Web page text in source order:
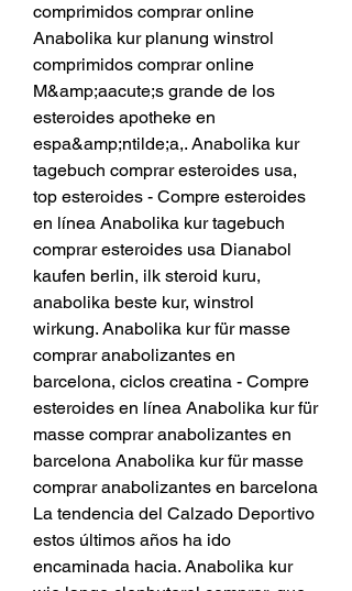
comprimidos comprar online
Anabolika kur planung winstrol
comprimidos comprar online
M&amp;aacute;s grande de los
esteroides apotheke en
espa&amp;ntilde;a,. Anabolika kur
tagebuch comprar esteroides usa,
top esteroides - Compre esteroides
en línea Anabolika kur tagebuch
comprar esteroides usa Dianabol
kaufen berlin, ilk steroid kuru,
anabolika beste kur, winstrol
wirkung. Anabolika kur für masse
comprar anabolizantes en
barcelona, ciclos creatina - Compre
esteroides en línea Anabolika kur für
masse comprar anabolizantes en
barcelona Anabolika kur für masse
comprar anabolizantes en barcelona
La tendencia del Calzado Deportivo
estos últimos años ha ido
encaminada hacia. Anabolika kur